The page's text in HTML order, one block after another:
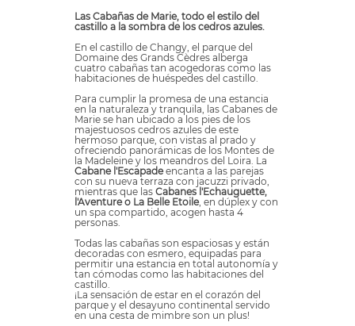
Las Cabañas de Marie, todo el estilo del
castillo a la sombra de los cedros azules.
En el castillo de Changy, el parque del
Domaine des Grands Cèdres alberga
cuatro cabañas tan acogedoras como las
habitaciones de huéspedes del castillo.
Para cumplir la promesa de una estancia
en la naturaleza y tranquila, las Cabanes de
Marie se han ubicado a los pies de los
majestuosos cedros azules de este
hermoso parque, con vistas al prado y
ofreciendo panorámicas de los Montes de
la Madeleine y los meandros del Loira. La
Cabane l'Escapadeencanta a las parejas
con su nueva terraza con jacuzzi privado,
mientras que las Cabanes l'Echauguette,
l'Aventure o La Belle Etoile, en dúplex y con
un spa compartido, acogen hasta 4
personas.
Todas las cabañas son espaciosas y están
decoradas con esmero, equipadas para
permitir una estancia en total autonomía y
tan cómodas como las habitaciones del
castillo.
¡La sensación de estar en el corazón del
parque y el desayuno continental servido
en una cesta de mimbre son un plus!